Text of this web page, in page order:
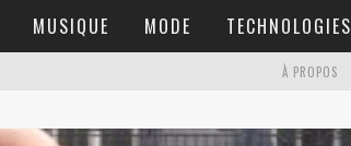
MUSIQUE MODE TECHNOLOGIES
À PROPOS